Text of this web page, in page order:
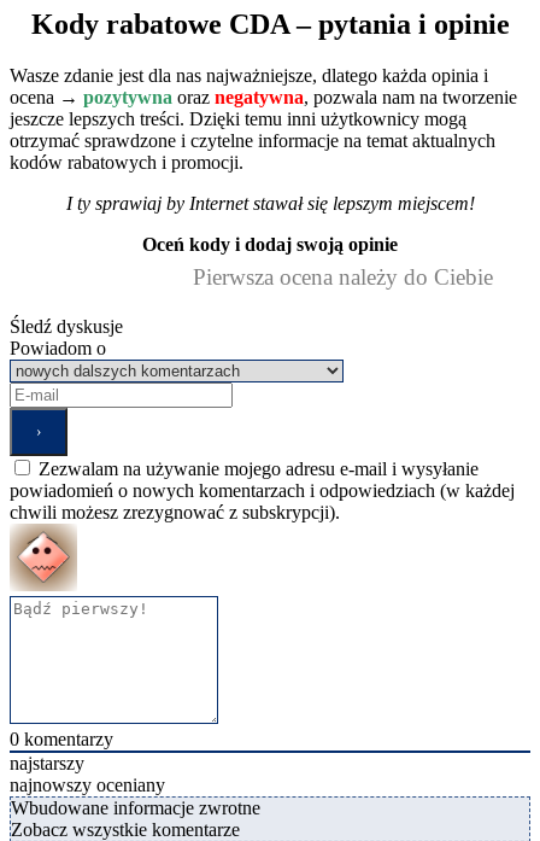
Kody rabatowe CDA – pytania i opinie
Wasze zdanie jest dla nas najważniejsze, dlatego każda opinia i
ocena → pozytywna oraz negatywna, pozwala nam na tworzenie
jeszcze lepszych treści. Dzięki temu inni użytkownicy mogą
otrzymać sprawdzone i czytelne informacje na temat aktualnych
kodów rabatowych i promocji.
I ty sprawiaj by Internet stawał się lepszym miejscem!
Oceń kody i dodaj swoją opinie
Pierwsza ocena należy do Ciebie
Śledź dyskusje
Powiadom o
Zezwalam na używanie mojego adresu e-mail i wysyłanie
powiadomień o nowych komentarzach i odpowiedziach (w każdej
chwili możesz zrezygnować z subskrypcji).
0 komentarzy
najstarszy
najnowszy oceniany
Wbudowane informacje zwrotne
Zobacz wszystkie komentarze